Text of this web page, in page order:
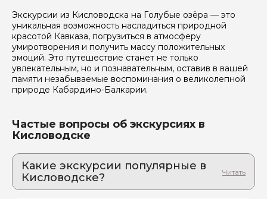
Экскурсии из Кисловодска на Голубые озёра — это
уникальная возможность насладиться природной
красотой Кавказа, погрузиться в атмосферу
умиротворения и получить массу положительных
эмоций. Это путешествие станет не только
увлекательным, но и познавательным, оставив в вашей
памяти незабываемые воспоминания о великолепной
природе Кабардино-Балкарии.
Частые вопросы об экскурсиях в
Кисловодске
Какие экскурсии популярные в
Кисловодске?